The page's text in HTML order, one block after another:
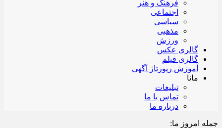
فرهنگ و هنر
اجتماعی
سیاسی
مذهبی
ورزش
گالری عکس
گالری فیلم
آموزش رپورتاژ آگهی
مانا
تبلیغات
تماس با ما
درباره ما
جمله امروز ما: